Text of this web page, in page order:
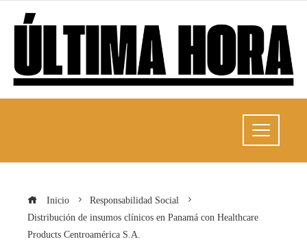
Inicio
Responsabilidad Social
Distribución de insumos clínicos en Panamá con Healthcare
Products Centroamérica S.A.